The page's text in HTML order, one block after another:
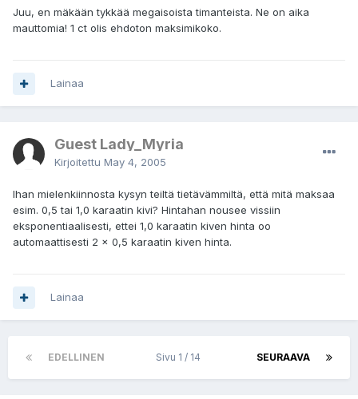
Juu, en mäkään tykkää megaisoista timanteista. Ne on aika
mauttomia! 1 ct olis ehdoton maksimikoko.
Lainaa
Guest Lady_Myria
Kirjoitettu May 4, 2005
Ihan mielenkiinnosta kysyn teiltä tietävämmiltä, että mitä maksaa
esim. 0,5 tai 1,0 karaatin kivi? Hintahan nousee vissiin
eksponentiaalisesti, ettei 1,0 karaatin kiven hinta oo
automaattisesti 2 x 0,5 karaatin kiven hinta.
Lainaa
EDELLINEN SEURAAVA
Sivu 1 / 14